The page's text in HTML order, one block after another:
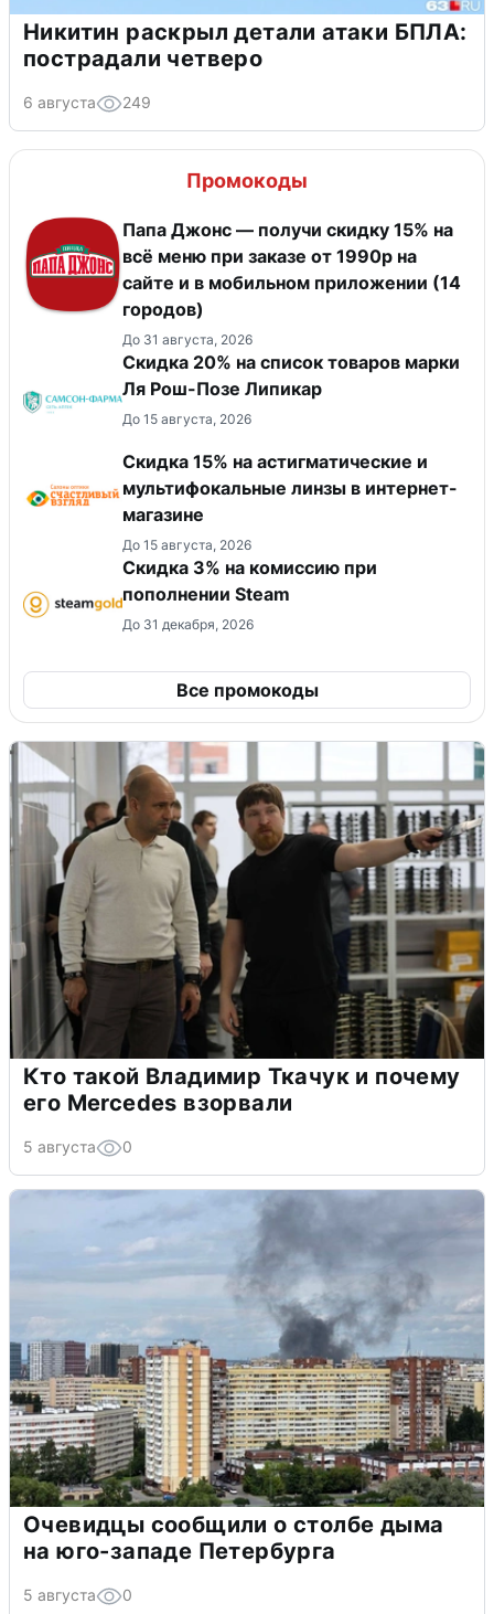
Никитин раскрыл детали атаки БПЛА:
пострадали четверо
6 августа 249
Промокоды
Папа Джонс — получи скидку 15% на
всё меню при заказе от 1990р на
сайте и в мобильном приложении (14
городов)
До 31 августа, 2026
Скидка 20% на список товаров марки
Ля Рош-Позе Липикар
До 15 августа, 2026
Скидка 15% на астигматические и
мультифокальные линзы в интернет-
магазине
До 15 августа, 2026
Скидка 3% на комиссию при
пополнении Steam
До 31 декабря, 2026
Все промокоды
Кто такой Владимир Ткачук и почему
его Mercedes взорвали
5 августа 0
Очевидцы сообщили о столбе дыма
на юго-западе Петербурга
5 августа 0